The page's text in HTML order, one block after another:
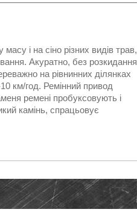
і на сіно різних видів трав,
Акуратно, без розкидання
на рівнинних ділянках
км/год. Ремінний привод
ремені пробуксовують і
камінь, спрацьовує